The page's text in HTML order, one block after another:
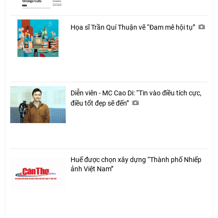
Họa sĩ Trần Quí Thuận vẽ “Đam mê hội tụ”
Diễn viên - MC Cao Di: “Tin vào điều tích cực,
điều tốt đẹp sẽ đến”
Huế được chọn xây dựng “Thành phố Nhiếp
ảnh Việt Nam”